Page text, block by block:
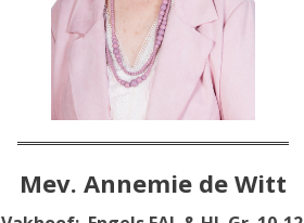
Mev. Annemie de Witt